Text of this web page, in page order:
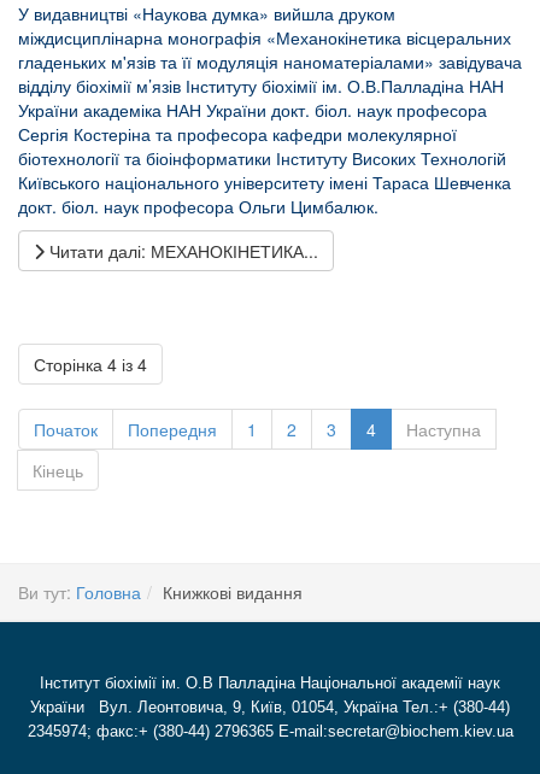
У видавництві «Наукова думка» вийшла друком
міждисциплінарна монографія «Механокінетика вісцеральних
гладеньких м'язів та її модуляція наноматеріалами» завідувача
відділу біохімії м’язів Інституту біохімії ім. О.В.Палладіна НАН
України академіка НАН України докт. біол. наук професора
Сергія Костеріна та професора кафедри молекулярної
біотехнології та біоінформатики Інституту Високих Технологій
Київського національного університету імені Тараса Шевченка
докт. біол. наук професора Ольги Цимбалюк.
Читати далі: МЕХАНОКІНЕТИКА...
Сторінка 4 із 4
Початок Попередня 1 2 3 4
Наступна
Кінець
Ви тут: Головна Книжкові видання
Інститут біохімії ім. О.В Палладіна Національної академії наук
України Вул. Леонтовича, 9, Київ, 01054, Україна Тел.:+ (380-44)
2345974; факс:+ (380-44) 2796365 E-mail:secretar@biochem.kiev.ua